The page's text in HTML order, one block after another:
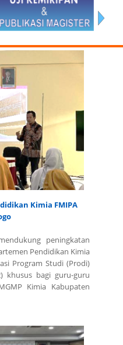
Kimia FMIPA
peningkatan
Pendidikan Kimia
Program Studi (Prodi)
khusus bagi guru-guru
Kimia Kabupaten